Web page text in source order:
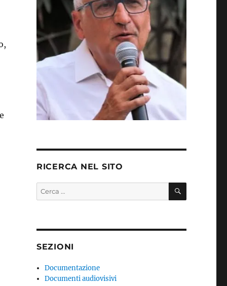
RICERCA NEL SITO
Cerca: CERCA
SEZIONI
Documentazione
Documenti audiovisivi